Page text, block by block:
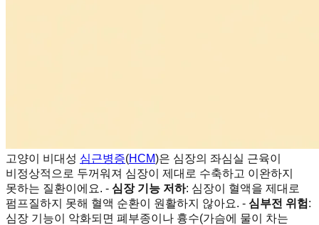
고양이 비대성 심근병증(HCM)은 심장의 좌심실 근육이
비정상적으로 두꺼워져 심장이 제대로 수축하고 이완하지
못하는 질환이에요. - 심장 기능 저하: 심장이 혈액을 제대로
펌프질하지 못해 혈액 순환이 원활하지 않아요. - 심부전 위험 :
심장 기능이 악화되면 폐부종이나 흉수(가슴에 물이 차는